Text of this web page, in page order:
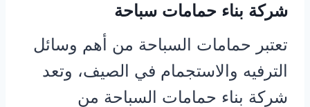
شركة بناء حمامات سباحة
تعتبر حمامات السباحة من أهم وسائل
الترفيه والاستجمام في الصيف، وتعد
شركة بناء حمامات السباحة من